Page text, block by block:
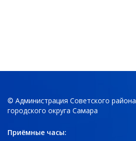
© Администрация Советского района
городского округа Самара
Приёмные часы: